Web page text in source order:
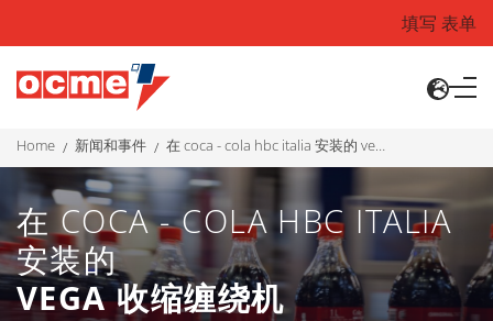
填写 表单
home 新闻和事件 在 coca - cola hbc italia 安装的 vega 收缩缠绕机
在 COCA - COLA HBC ITALIA
安装的
VEGA 收缩缠绕机